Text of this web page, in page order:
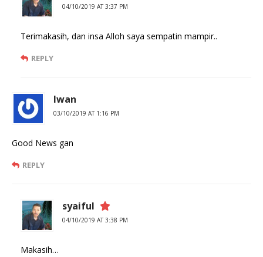
04/10/2019 AT 3:37 PM
Terimakasih, dan insa Alloh saya sempatin mampir..
REPLY
Iwan
03/10/2019 AT 1:16 PM
Good News gan
REPLY
syaiful
04/10/2019 AT 3:38 PM
Makasih…